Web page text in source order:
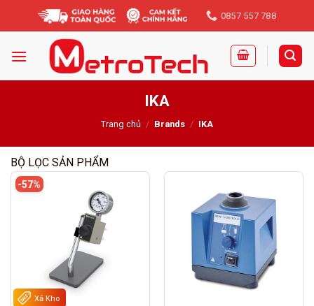
0857 557 788
IKA
Trang chủ / Brands / IKA
BỘ LỌC SẢN PHẨM
-57%
Xả Kho